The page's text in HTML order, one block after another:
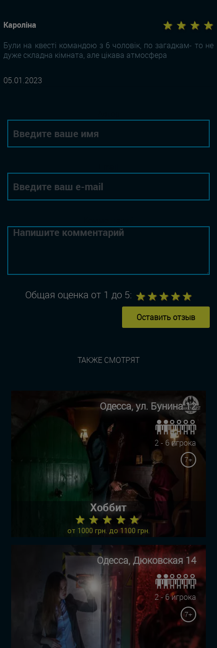
Кароліна ★ ★ ★ ★
Були на квесті командою з 6 чоловік, по загадкам- то не
дуже складна кімната, але цікава атмосфера
05.01.2023
Общая оценка от 1 до 5: 4
3
2
1
Оставить отзыв
ТАКЖЕ СМОТРЯТ
Одесса, ул. Бунина 12
2 - 6 игрока
7+
Хоббит
★ ★ ★ ★ ★
от 1000 грн. до 1100 грн.
Одесса, Дюковская 14
2 - 6 игрока
7+